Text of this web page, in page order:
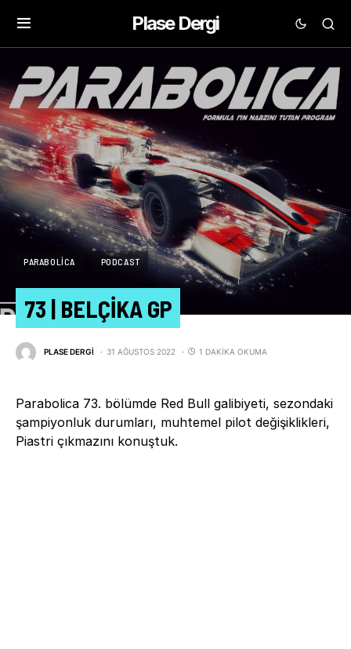
Plase Dergi
PARABOLICA PODCAST
73 | BELÇIKA GP
PLASE DERGI 31 AĞUSTOS 2022 1 DAKIKA OKUMA
Parabolica 73. bölümde Red Bull galibiyeti, sezondaki
şampiyonluk durumları, muhtemel pilot değişiklikleri,
Piastri çıkmazını konuştuk.